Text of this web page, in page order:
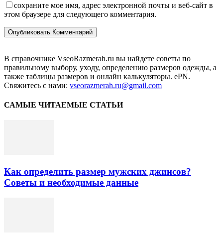
сохраните мое имя, адрес электронной почты и веб-сайт в
этом браузере для следующего комментария.
В справочнике VseoRazmerah.ru вы найдете советы по
правильному выбору, уходу, определению размеров одежды, а
также таблицы размеров и онлайн калькуляторы. ePN.
Свяжитесь с нами: vseorazmerah.ru@gmail.com
САМЫЕ ЧИТАЕМЫЕ СТАТЬИ
Как определить размер мужских джинсов?
Советы и необходимые данные